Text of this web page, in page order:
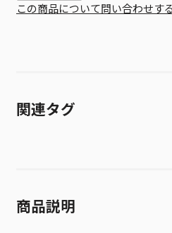
この商品について問い合わせす
関連タグ
商品説明